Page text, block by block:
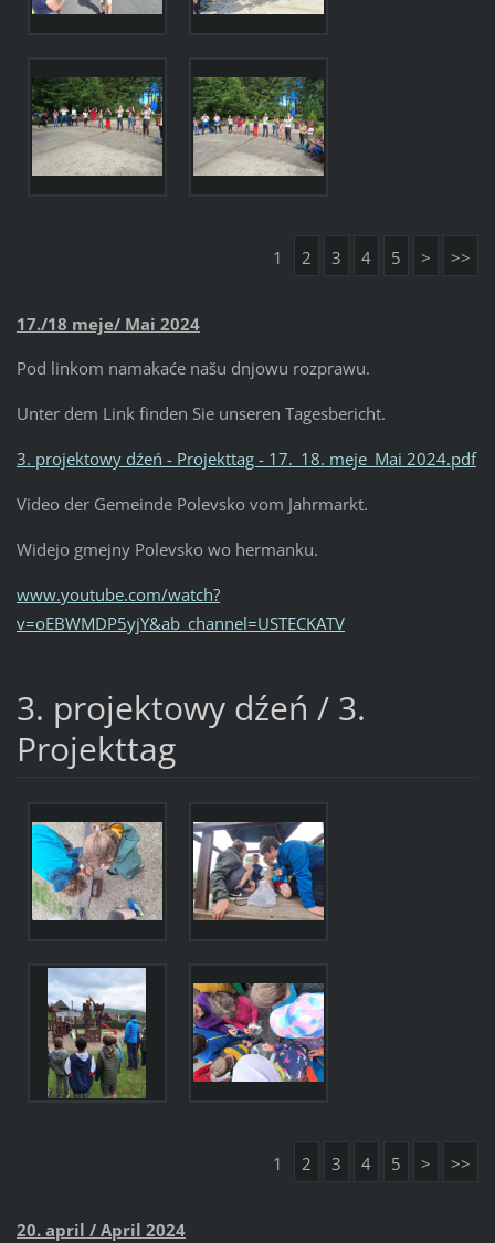
1 2 3 4 5 > >>
17./18 meje/ Mai 2024
Pod linkom namakaće našu dnjowu rozprawu.
Unter dem Link finden Sie unseren Tagesbericht.
3. projektowy dźeń - Projekttag - 17._18. meje_Mai 2024.pdf
Video der Gemeinde Polevsko vom Jahrmarkt.
Widejo gmejny Polevsko wo hermanku.
www.youtube.com/watch?
v=oEBWMDP5yjY&ab_channel=USTECKATV
3. projektowy dźeń / 3.
Projekttag
1 2 3 4 5 > >>
20. april / April 2024